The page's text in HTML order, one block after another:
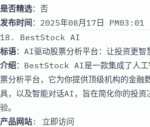
是否精选：否
发布时间 ：2025年08月17日 PM03:01
18. BestStock AI
标语：AI驱动股票分析平台：让投资更智
介绍：BestStock AI是一款集成了人工
票分析平台，它为你提供顶级机构的金融
具，以及智能对话AI，旨在简化你的投资
验。
产品网站: 立即访问